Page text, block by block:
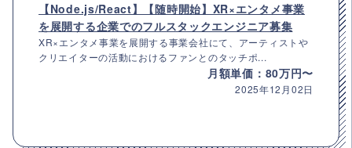
【Node.js/React】【随時開始】XR×エンタメ事業
を展開する企業でのフルスタックエンジニア募集
XR×エンタメ事業を展開する事業会社にて、アーティストや
クリエイターの活動におけるファンとのタッチポ...
月額単価：80万円〜
2025年12月02日